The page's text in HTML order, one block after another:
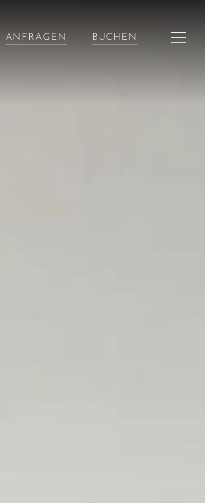
ANFRAGEN BUCHEN